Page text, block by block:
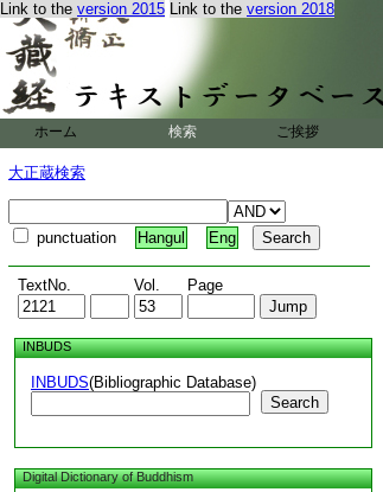
Link to the version 2015 Link to the version 2018
ホーム 検索 ご挨拶
大正蔵検索
punctuation Hangul Eng
TextNo. Vol. Page
INBUDS
INBUDS(Bibliographic Database)
Search
Digital Dictionary of Buddhism